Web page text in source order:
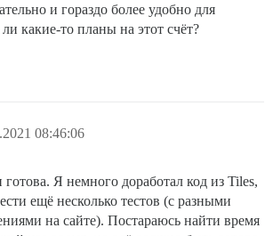
и гораздо более удобно для
какие-то планы на этот счёт?
08:46:06
Я немного доработал код из Tiles,
ещё несколько тестов (с разными
на сайте). Постараюсь найти время